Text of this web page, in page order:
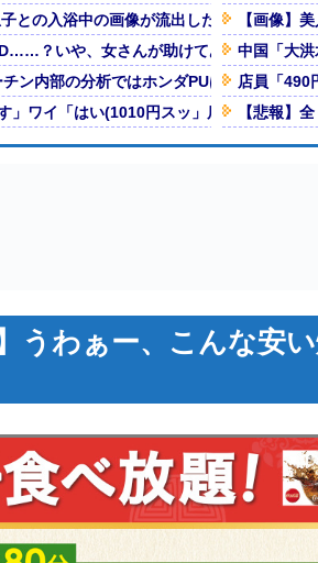
子
Powered by livedoor 相互RSS
との入浴中の画像が流出した結果・・・
？いや、女さんが助けてあげたらええや
ン内部の分析ではホンダPUはメルセデス
」ワイ「はい(1010円スッ」店員「あの…
【画像】
中国「大
店員「490
【悲報】
うわぁー、こんな安